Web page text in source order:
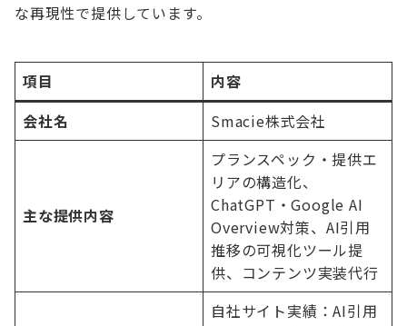
な再現性で提供しています。
項目
内容
会社名
Smacie株式会社
主な提供内容
プランスペック・提供エ
リアの構造化、
ChatGPT・Google AI
Overview対策、AI引用
推移の可視化ツール提
供、コンテンツ実装代行
自社サイト実績：AI引用